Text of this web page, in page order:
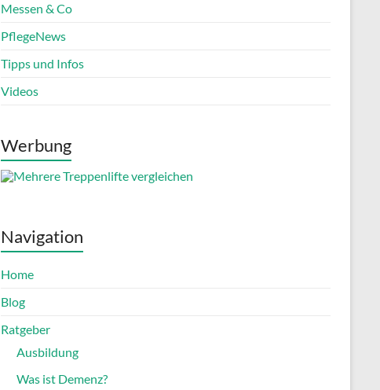
Messen & Co
PflegeNews
Tipps und Infos
Videos
Werbung
Navigation
Home
Blog
Ratgeber
Ausbildung
Was ist Demenz?